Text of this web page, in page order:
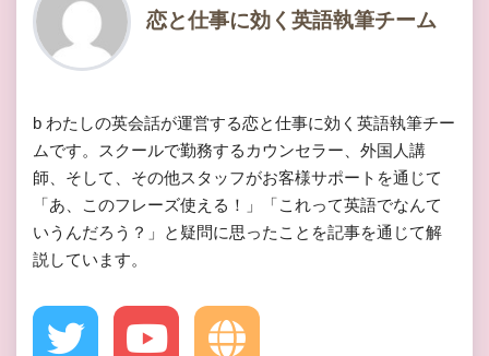
恋と仕事に効く英語執筆チーム
b わたしの英会話が運営する恋と仕事に効く英語執筆チー
ムです。スクールで勤務するカウンセラー、外国人講
師、そして、その他スタッフがお客様サポートを通じて
「あ、このフレーズ使える！」「これって英語でなんて
いうんだろう？」と疑問に思ったことを記事を通じて解
説しています。